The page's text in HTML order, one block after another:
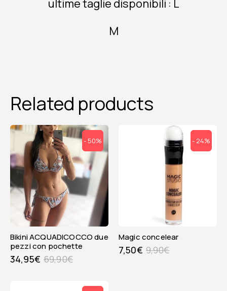
ultime taglie disponibili : L
M
Related products
- 50%
Bikini ACQUADICOCCO due
pezzi con pochette
69,90€
34,95€
- 24%
magic concelear
9,90€
7,50€